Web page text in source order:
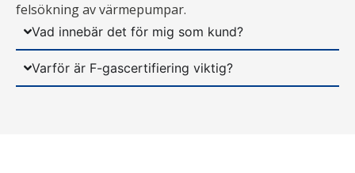
felsökning av värmepumpar.
Vad innebär det för mig som kund?
Varför är F-gascertifiering viktig?